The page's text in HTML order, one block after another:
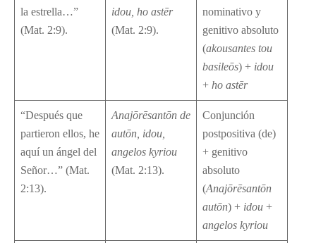
la estrella…”
(Mat. 2:9).
idou, ho astēr
(Mat. 2:9).
nominativo y
genitivo absoluto
(akousantes tou
basileōs) + idou
+ ho astēr
“Después que
partieron ellos, he
aquí un ángel del
Señor…” (Mat.
2:13).
Anajōrēsantōn de
autōn, idou,
angelos kyriou
(Mat. 2:13).
Conjunción
postpositiva (de)
+ genitivo
absoluto
(Anajōrēsantōn
autōn) + idou +
angelos kyriou